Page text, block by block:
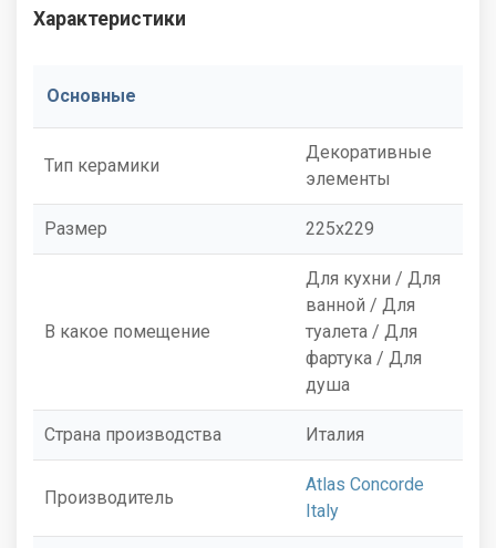
Характеристики
Основные
Тип керамики
Декоративные
элементы
Размер 225x229
В какое помещение
Для кухни / Для
ванной / Для
туалета / Для
фартука / Для
душа
Страна производства Италия
Производитель
Atlas Concorde
Italy